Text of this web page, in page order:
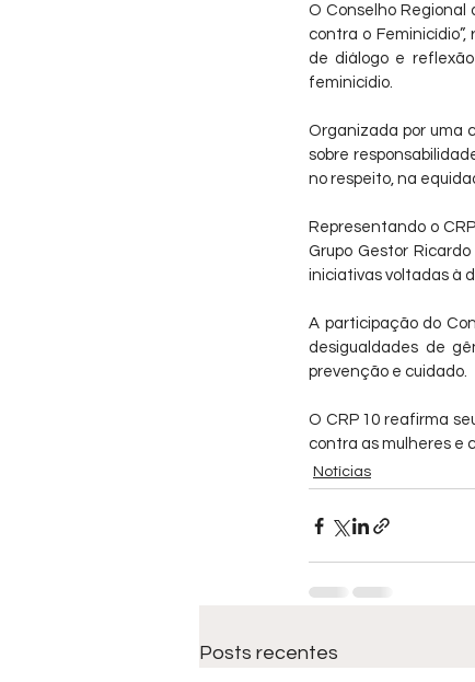
O Conselho Regional
contra o
de diálogo e
feminicídio.
Organizada por uma
sobre
no respeito, na
Representando o
Grupo Gestor
iniciativas voltadas à
A participação do
desigualdades de
prevenção e cuidado.
O CRP 10 reafirma
contra as mulheres e
Notícias
Posts recentes